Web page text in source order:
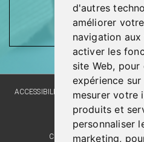
d'autres
améliorer
navigation
activer les
site Web, pour
expérience
mesurer votre
produits et
personnaliser
marketing,
Donnez
ACCESSIBILITY SITE MAP
WEBSITE
COMMENTS,